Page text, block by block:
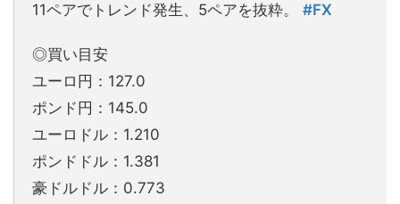
11ペアでトレンド発生、5ペアを抜粋。 #FX
◎買い目安
ユーロ円：127.0
ポンド円：145.0
ユーロドル：1.210
ポンドドル：1.381
豪ドルドル：0.773